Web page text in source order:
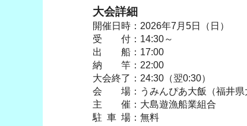
大会詳細
開催日時：2026年7月5日（日）
受 付：14:30～
出 船：17:00
納 竿：22:00
大会終了：24:30（翌0:30）
会 場：うみんぴあ大飯（福井県
主 催：大島遊漁船業組合
駐 車 場：無料